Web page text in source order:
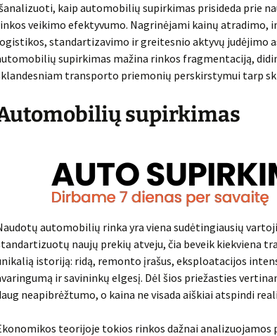
kaip automobilių supirkimas prisideda prie
veikimo efektyvumo. Nagrinėjami kainų atradimo,
standartizavimo ir greitesnio aktyvų judėjimo
supirkimas mažina rinkos fragmentaciją,
transporto priemonių perskirstymui tarp
supirkimas
automobilių rinka yra viena sudėtingiausių
naujų prekių atveju, čia beveik kiekviena
istoriją: ridą, remonto įrašus, eksploatacijos
ir savininkų elgesį. Dėl šios priežasties
neapibrėžtumo, o kaina ne visada aiškiai atspindi
teorijoje tokios rinkos dažnai